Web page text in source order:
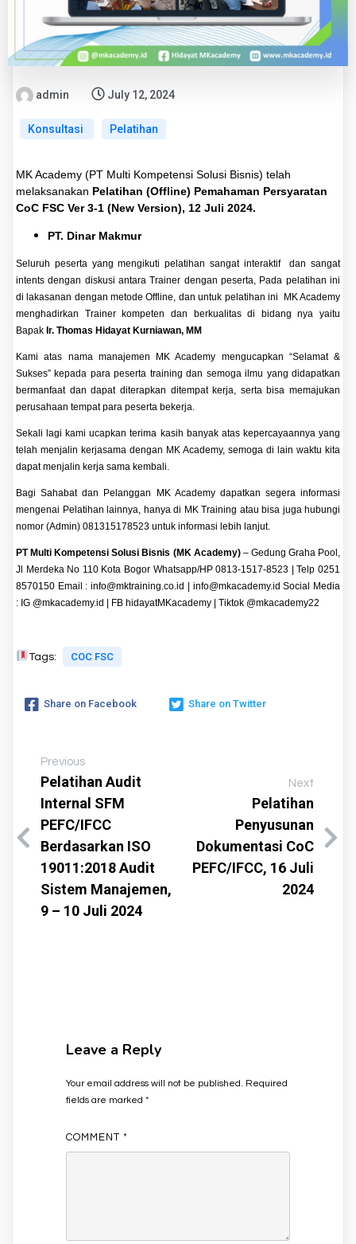
admin July 12, 2024
Konsultasi Pelatihan
MK Academy (PT Multi Kompetensi Solusi Bisnis) telah
melaksanakan Pelatihan (Offline) Pemahaman Persyaratan
CoC FSC Ver 3-1 (New Version), 12 Juli 2024.
PT. Dinar Makmur
Seluruh peserta yang mengikuti pelatihan sangat interaktif dan sangat
intents dengan diskusi antara Trainer dengan peserta, Pada pelatihan ini
di lakasanan dengan metode Offline, dan untuk pelatihan ini MK Academy
menghadirkan Trainer kompeten dan berkualitas di bidang nya yaitu
Bapak Ir. Thomas Hidayat Kurniawan, MM
Kami atas nama manajemen MK Academy mengucapkan “Selamat &
Sukses” kepada para peserta training dan semoga ilmu yang didapatkan
bermanfaat dan dapat diterapkan ditempat kerja, serta bisa memajukan
perusahaan tempat para peserta bekerja.
Sekali lagi kami ucapkan terima kasih banyak atas kepercayaannya yang
telah menjalin kerjasama dengan MK Academy, semoga di lain waktu kita
dapat menjalin kerja sama kembali.
Bagi Sahabat dan Pelanggan MK Academy dapatkan segera informasi
mengenai Pelatihan lainnya, hanya di MK Training atau bisa juga hubungi
nomor (Admin) 081315178523 untuk informasi lebih lanjut.
PT Multi Kompetensi Solusi Bisnis (MK Academy)– Gedung Graha Pool,
Jl Merdeka No 110 Kota Bogor Whatsapp/HP 0813-1517-8523 | Telp 0251
8570150 Email : info@mktraining.co.id | info@mkacademy.id Social Media
: IG @mkacademy.id | FB hidayatMKacademy | Tiktok @mkacademy22
Tags: COC FSC
Share on Facebook Share on Twitter
Previous
Pelatihan Audit
Internal SFM
PEFC/IFCC
Berdasarkan ISO
19011:2018 Audit
Sistem Manajemen,
9 – 10 Juli 2024
Next
Pelatihan
Penyusunan
Dokumentasi CoC
PEFC/IFCC, 16 Juli
2024
Leave a Reply
Your email address will not be published. Required
fields are marked *
COMMENT *